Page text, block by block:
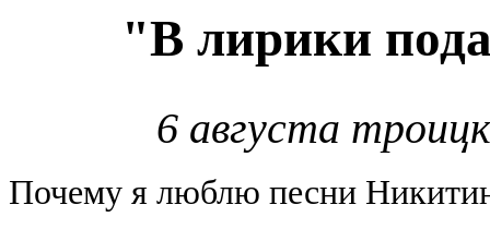
"В лирики
6 августа
Почему я люблю песни